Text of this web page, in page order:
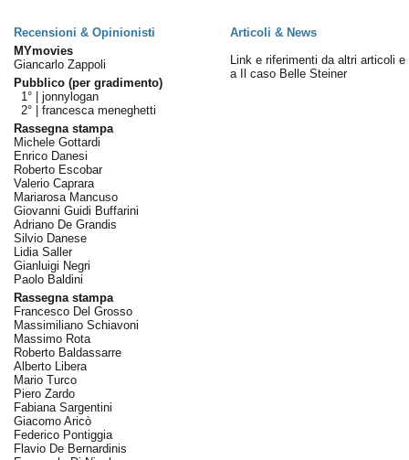
Recensioni & Opinionisti
Articoli & News
MYmovies
Giancarlo Zappoli
Pubblico (per gradimento)
1° | jonnylogan
2° | francesca meneghetti
Rassegna stampa
Michele Gottardi
Enrico Danesi
Roberto Escobar
Valerio Caprara
Mariarosa Mancuso
Giovanni Guidi Buffarini
Adriano De Grandis
Silvio Danese
Lidia Saller
Gianluigi Negri
Paolo Baldini
Rassegna stampa
Francesco Del Grosso
Massimiliano Schiavoni
Massimo Rota
Roberto Baldassarre
Alberto Libera
Mario Turco
Piero Zardo
Fabiana Sargentini
Giacomo Aricò
Federico Pontiggia
Flavio De Bernardinis
Link e riferimenti da altri articoli e
a Il caso Belle Steiner